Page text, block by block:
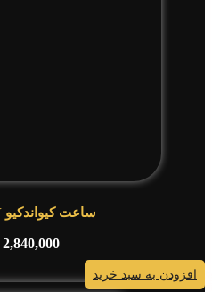
ساعت کیواندکیو VR52J009Y
2,840,000
افزودن به سبد خرید